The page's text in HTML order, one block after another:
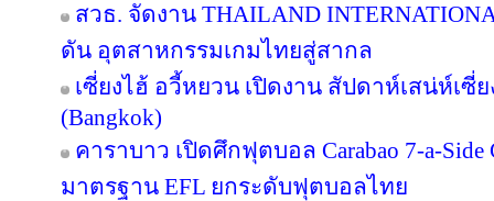
สวธ. จัดงาน THAILAND
ดัน อุตสาหกรรมเกมไทยสู่สากล
เซี่ยงไฮ้ อวี้หยวน เปิดงาน สัปดาห์เสน่ห์เซี่ย
(Bangkok)
คาราบาว เปิดศึกฟุตบอล Carabao 7-a-
มาตรฐาน EFL ยกระดับฟุตบอลไทย